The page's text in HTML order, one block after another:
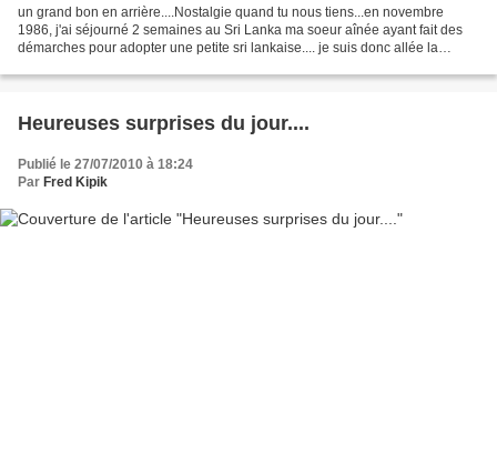
un grand bon en arrière....Nostalgie quand tu nous tiens...en novembre
1986, j'ai séjourné 2 semaines au Sri Lanka ma soeur aînée ayant fait des
démarches pour adopter une petite sri lankaise.... je suis donc allée la
Heureuses surprises du jour....
Publié le 27/07/2010 à 18:24
Par Fred Kipik